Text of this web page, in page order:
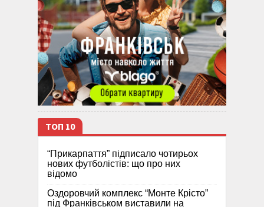
ТОП 10
“Прикарпаття” підписало чотирьох
нових футболістів: що про них
відомо
Оздоровчий комплекс “Монте Крісто”
під Франківськом виставили на